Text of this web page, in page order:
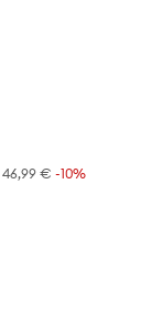
46,99 € -10%